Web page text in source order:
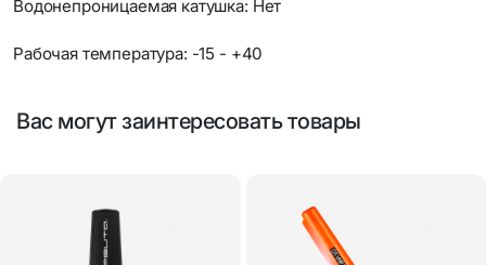
Водонепроницаемая катушка: Нет
Рабочая температура: -15 - +40
Вас могут заинтересовать товары